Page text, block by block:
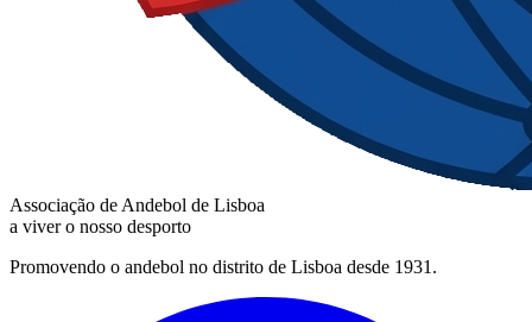
Associação de Andebol de Lisboa
a viver o nosso desporto
Promovendo o andebol no distrito de Lisboa desde 1931.